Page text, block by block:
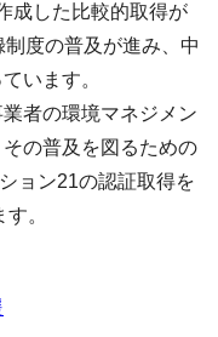
成した比較的取得が
度の普及が進み、中
います。
者の環境マネジメン
の普及を図るための
ョン21の認証取得を
。